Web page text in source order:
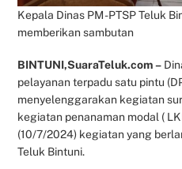
Kepala Dinas PM -PTSP Teluk
memberikan sambutan
BINTUNI,SuaraTeluk.com –
pelayanan terpadu satu pintu
menyelenggarakan kegiatan
kegiatan penanaman modal (
(10/7/2024) kegiatan yang
Teluk Bintuni.